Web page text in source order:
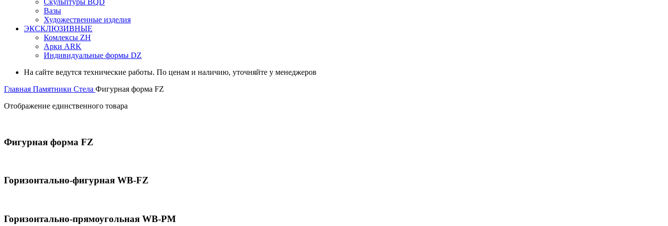
Скульптуры BQD
Вазы
Художественные изделия
ЭКСКЛЮЗИВНЫЕ
Комлексы ZH
Арки ARK
Индивидуальные формы DZ
На сайте ведутся технические работы. По ценам и наличию, уточняйте у менеджеров
Главная Памятники Стела Фигурная форма FZ
Отображение единственного товара
Фигурная форма FZ
Горизонтально-фигурная WB-FZ
Горизонтально-прямоугольная WB-PM